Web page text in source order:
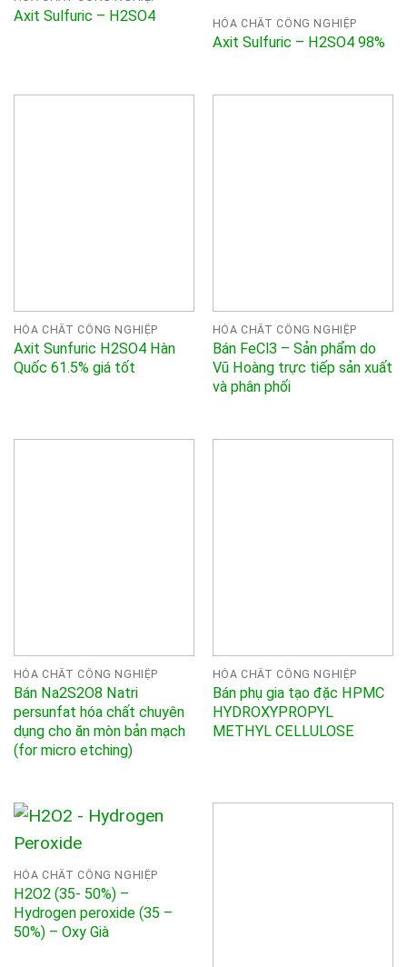
Axit Sulfuric – H2SO4 HÓA CHẤT CÔNG NGHIỆP
Axit Sulfuric – H2SO4 98%
HÓA CHẤT CÔNG NGHIỆP
Axit Sunfuric H2SO4 Hàn
Quốc 61.5% giá tốt
HÓA CHẤT CÔNG NGHIỆP
Bán FeCl3 – Sản phẩm do
Vũ Hoàng trực tiếp sản xuất
và phân phối
HÓA CHẤT CÔNG NGHIỆP
Bán Na2S2O8 Natri
persunfat hóa chất chuyên
dụng cho ăn mòn bản mạch
(for micro etching)
HÓA CHẤT CÔNG NGHIỆP
Bán phụ gia tạo đặc HPMC
HYDROXYPROPYL
METHYL CELLULOSE
HÓA CHẤT CÔNG NGHIỆP
H2O2 (35- 50%) –
Hydrogen peroxide (35 –
50%) – Oxy Già